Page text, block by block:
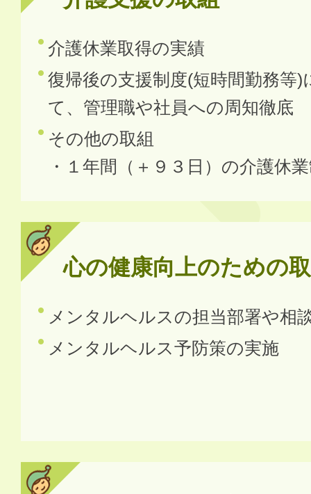
介護休業取得の実績
復帰後の支援制度(短時間勤務等)
て、管理職や社員への周知徹底
その他の取組
・１年間（＋９３日）の介護休
心の健康向上のための
メンタルヘルスの担当部署や相
メンタルヘルス予防策の実施